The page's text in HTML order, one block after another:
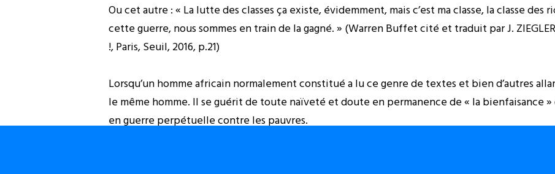
Ou cet autre : « La lutte des classes ça existe, évidemment, mais c’est ma classe, la classe des
cette guerre, nous sommes en train de la gagné. » (Warren Buffet cité et traduit par J.
!, Paris, Seuil, 2016, p.21)
Lorsqu’un homme africain normalement constitué a lu ce genre de textes et bien d’autres
le même homme. Il se guérit de toute naïveté et doute en permanence de « la bienfaisance
en guerre perpétuelle contre les pauvres.